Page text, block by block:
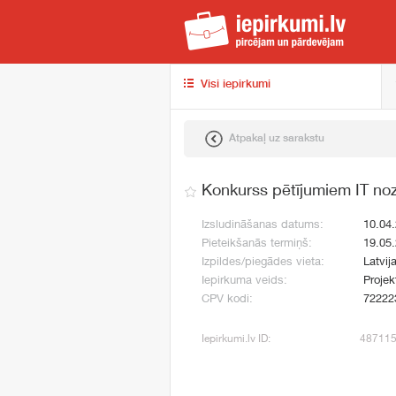
Visi iepirkumi
Atpakaļ uz sarakstu
Konkurss pētījumiem IT
Izsludināšanas datums:
Pieteikšanās termiņš:
Izpildes/piegādes vieta:
Latvija
Iepirkuma veids:
CPV kodi:
Iepirkumi.lv ID: